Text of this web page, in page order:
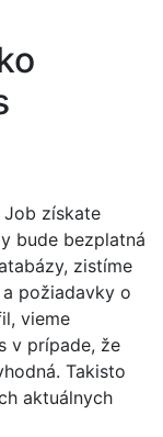
Job získate
bude bezplatná
zistíme
požiadavky o
vieme
v prípade, že
Takisto
aktuálnych